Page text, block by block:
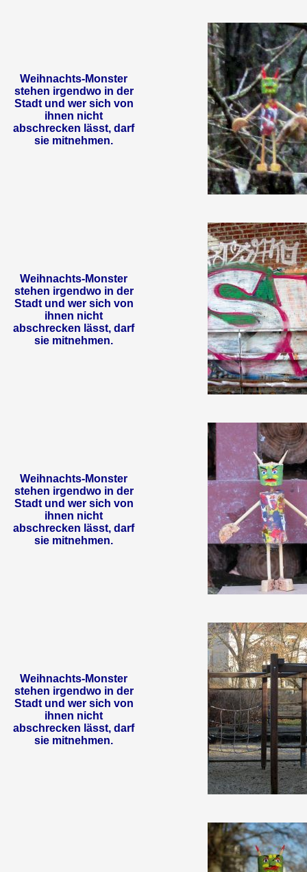
Weihnachts-Monster
stehen irgendwo in der
Stadt und wer sich von
ihnen nicht
abschrecken lässt, darf
sie mitnehmen.
Weihnachts-Monster
stehen irgendwo in der
Stadt und wer sich von
ihnen nicht
abschrecken lässt, darf
sie mitnehmen.
Weihnachts-Monster
stehen irgendwo in der
Stadt und wer sich von
ihnen nicht
abschrecken lässt, darf
sie mitnehmen.
Weihnachts-Monster
stehen irgendwo in der
Stadt und wer sich von
ihnen nicht
abschrecken lässt, darf
sie mitnehmen.